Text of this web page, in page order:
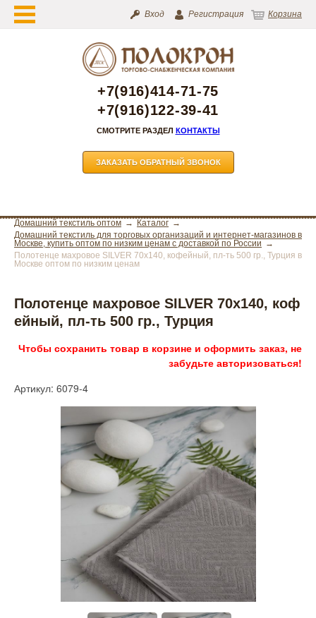
Вход Регистрация Корзина
+7(916)414-71-75
+7(916)122-39-41
СМОТРИТЕ РАЗДЕЛ КОНТАКТЫ
ЗАКАЗАТЬ ОБРАТНЫЙ ЗВОНОК
Домашний текстиль оптом
Каталог
Домашний текстиль для торговых организаций и интернет-магазинов в
Москве, купить оптом по низким ценам с доставкой по России
Полотенце махровое SILVER 70х140, кофейный, пл-ть 500 гр., Турция в
Москве оптом по низким ценам
Полотенце махровое SILVER 70х140, коф
ейный, пл-ть 500 гр., Турция
Чтобы сохранить товар в корзине и оформить заказ, не
забудьте авторизоваться!
Артикул: 6079-4